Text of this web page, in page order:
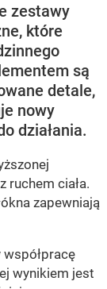
zestawy
które
są
detale,
nowy
działania.
ruchem ciała.
zapewniają
współpracę
wynikiem jest